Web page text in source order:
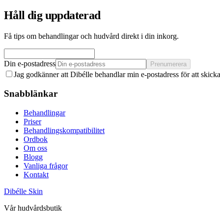
Håll dig uppdaterad
Få tips om behandlingar och hudvård direkt i din inkorg.
Din e-postadress Prenumerera
Jag godkänner att Dibélle behandlar min e-postadress för att
Snabblänkar
Behandlingar
Priser
Behandlingskompatibilitet
Ordbok
Om oss
Blogg
Vanliga frågor
Kontakt
Dibélle Skin
Vår hudvårdsbutik